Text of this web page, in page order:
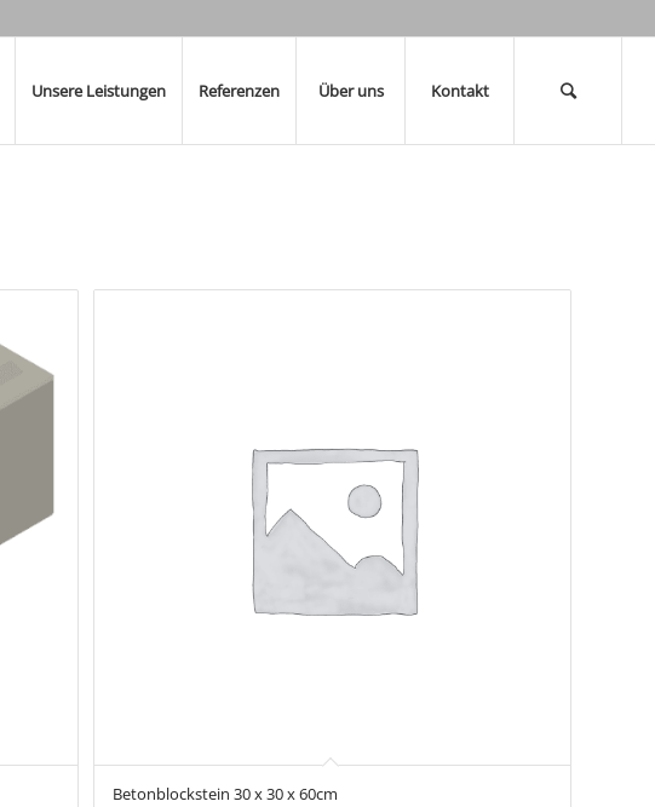
Unsere Leistungen Referenzen Über uns Kontakt
Betonblockstein 30 x 30 x 60cm